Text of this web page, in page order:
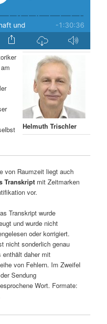
Helmuth Trischler
von Raumzeit liegt auch
Transkriptmit Zeitmarken
vor.
Transkript wurde
und wurde nicht
oder korrigiert.
nicht sonderlich genau
enthält daher mit
von Fehlern. Im Zweifel
Sendung
Wort. Formate: